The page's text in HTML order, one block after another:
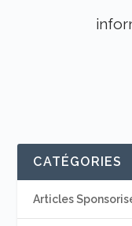
CATÉGORIES
Articles